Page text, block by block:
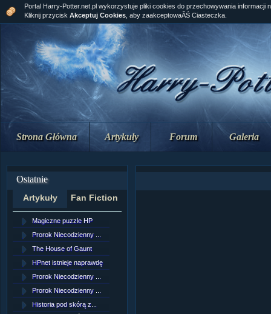
Strona Główna Artykuły Forum Galeria
Ostatnie
Artykuły Fan Fiction
Magiczne puzzle HP
Prorok Niecodzienny ...
The House of Gaunt
HPnet istnieje naprawdę
Prorok Niecodzienny ...
Prorok Niecodzienny ...
Historia pod skórą z...
Portal Harry-Potter.net.pl wykorzystuje pliki cookies do przechowywania informacji
Kliknij przycisk Akceptuj Cookies , aby zaakceptowaĂŚ Ciasteczka.